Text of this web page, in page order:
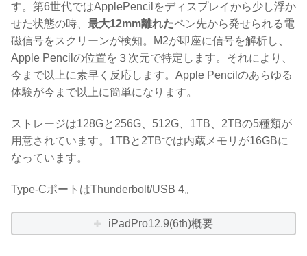
す。第6世代ではApplePencilをディスプレイから少し浮か
せた状態の時、 最大12mm離れたペン先から発せられる電
磁信号をスクリーンが検知。M2が即座に信号を解析し、
Apple Pencilの位置を３次元で特定します。それにより、
今まで以上に素早く反応します。Apple Pencilのあらゆる
体験が今まで以上に簡単になります。
ストレージは128Gと256G、512G、1TB、2TBの5種類が
用意されています。1TBと2TBでは内蔵メモリが16GBに
なっています。
Type-CポートはThunderbolt/USB 4。
iPadPro12.9(6th)概要